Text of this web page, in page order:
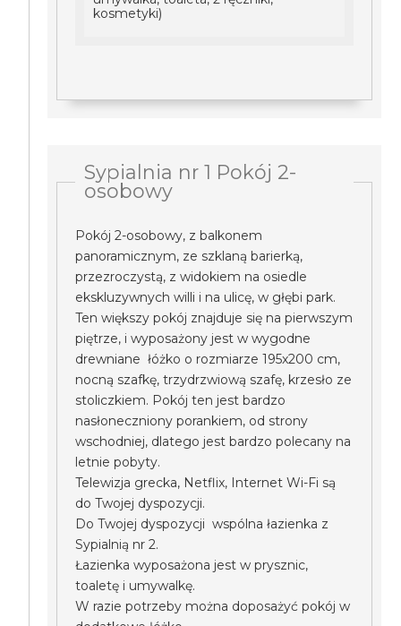
kosmetyki)
Sypialnia nr 1 Pokój 2-
osobowy
Pokój 2-osobowy, z balkonem
panoramicznym, ze szklaną barierką,
przezroczystą, z widokiem na osiedle
ekskluzywnych willi i na ulicę, w głębi park.
Ten większy pokój znajduje się na pierwszym
piętrze, i wyposażony jest w wygodne
drewniane łóżko o rozmiarze 195x200 cm,
nocną szafkę, trzydrzwiową szafę, krzesło ze
stoliczkiem. Pokój ten jest bardzo
nasłoneczniony porankiem, od strony
wschodniej, dlatego jest bardzo polecany na
letnie pobyty.
Telewizja grecka, Netflix, Internet Wi-Fi są
do Twojej dyspozycji.
Do Twojej dyspozycji wspólna łazienka z
Sypialnią nr 2.
Łazienka wyposażona jest w prysznic,
toaletę i umywalkę.
W razie potrzeby można doposażyć pokój w